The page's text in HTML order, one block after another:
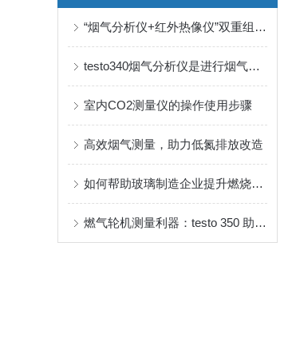
“烟气分析仪+红外热像仪”双重组合 助推焦化行业环保检测、安全管理
testo340烟气分析仪是进行烟气分析的一种有效分析手段
室内CO2测量仪的操作使用步骤
高效烟气测量，助力低氮排放改造
如何帮助玻璃制造企业提升燃烧效率，实现安全检测
燃气轮机测量利器：testo 350 助力能源高效利用与合规排放